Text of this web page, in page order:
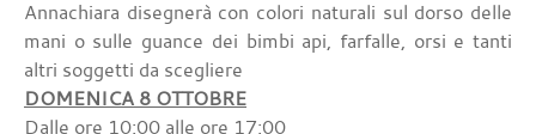
Annachiara disegnerà con colori naturali sul dorso delle
mani o sulle guance dei bimbi api, farfalle, orsi e tanti
altri soggetti da scegliere
DOMENICA 8 OTTOBRE
Dalle ore 10:00 alle ore 17:00